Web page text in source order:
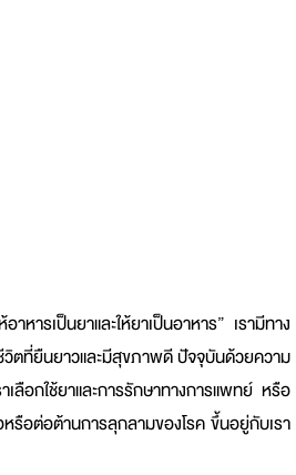
ารเป็นยาและให้ยาเป็นอาหาร” เรามีทาง
ตที่ยืนยาวและมีสุขภาพดี ปัจจุบันด้วยความ
เลือกใช้ยาและการรักษาทางการแพทย์ หรือ
รือต่อต้านการลุกลามของโรค ขึ้นอยู่กับเรา